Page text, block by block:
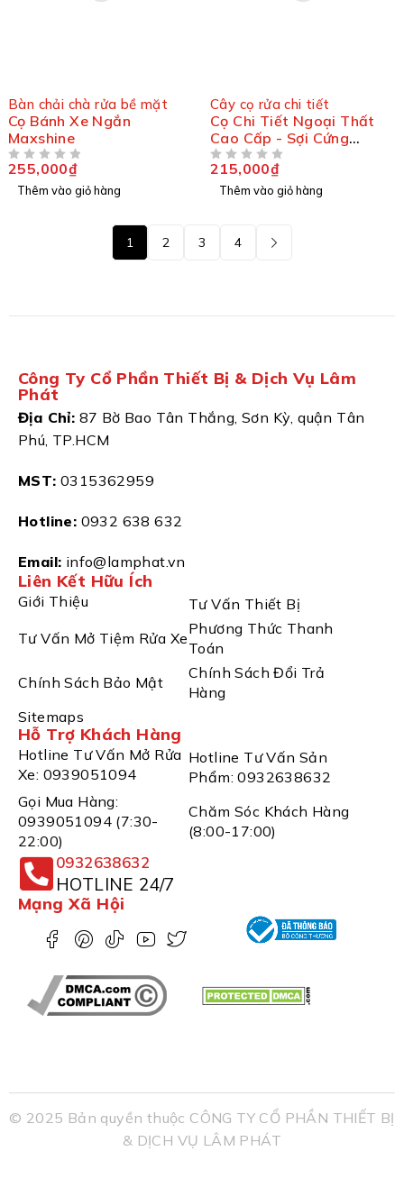
Bàn chải chà rửa bề mặt
Cọ Bánh Xe Ngắn
Maxshine
255,000₫
Thêm vào giỏ hàng
Cây cọ rửa chi tiết
Cọ Chi Tiết Ngoại Thất
Cao Cấp - Sợi Cứng
Maxshine
215,000₫
Thêm vào giỏ hàng
1 2 3 4
Công Ty Cổ Phần Thiết Bị & Dịch Vụ Lâm
Phát
Địa Chỉ: 87 Bờ Bao Tân Thắng, Sơn Kỳ, quận Tân
Phú, TP.HCM
MST: 0315362959
Hotline: 0932 638 632
Email: info@lamphat.vn
Liên Kết Hữu Ích
Giới Thiệu
Tư Vấn Thiết Bị
Tư Vấn Mở Tiệm Rửa Xe
Phương Thức Thanh
Toán
Chính Sách Bảo Mật
Chính Sách Đổi Trả
Hàng
Sitemaps
Hỗ Trợ Khách Hàng
Hotline Tư Vấn Mở Rửa
Xe: 0939051094
Hotline Tư Vấn Sản
Phẩm: 0932638632
Gọi Mua Hàng:
0939051094 (7:30-
22:00)
Chăm Sóc Khách Hàng
(8:00-17:00)
0932638632
HOTLINE 24/7
Mạng Xã Hội
© 2025 Bản quyền thuộc CÔNG TY CỔ PHẦN THIẾT BỊ
& DỊCH VỤ LÂM PHÁT